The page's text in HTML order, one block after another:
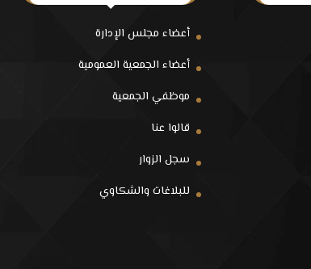
أعضاء مجلس الإدارة
أعضاء الجمعية العمومية
موظفي الجمعية
قالوا عنا
سجل الزوار
للبلاغات والشكاوي